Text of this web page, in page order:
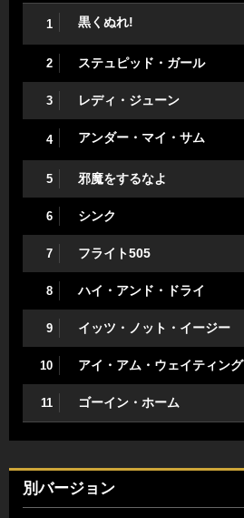
1 黒くぬれ!
2 ステュピッド・ガール
3 レディ・ジューン
4 アンダー・マイ・サム
5 邪魔をするなよ
6 シンク
7 フライト505
8 ハイ・アンド・ドライ
9 イッツ・ノット・イージー
10 アイ・アム・ウェイティング
11 ゴーイン・ホーム
別バージョン